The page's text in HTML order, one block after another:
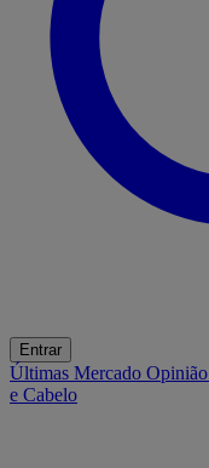
Entrar
Últimas Mercado Opinião
e Cabelo